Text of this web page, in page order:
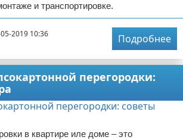
и транспортировке.
2019 10:36
Подробнее
перегородки:
в квартире иле доме – это